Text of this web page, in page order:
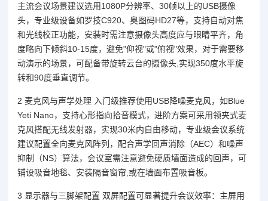
主流会议场景建议选用1080P分辨率、30帧以上的USB摄像
头，专业级设备如罗技C920、奥图码HD27等，支持自动对焦
和光线校正功能，安装时需注意摄像头高度应与眼睛平齐，角
度略向下倾斜10-15度，避免"仰视"或"俯视"效果，对于需要移
动演示的场景，可配备带旋转云台的摄像头,实现350度水平旋
转和90度垂直调节。
2 麦克风与声学处理 入门级推荐使用USB降噪麦克风，如Blue
Yeti Nano，支持心形指向拾音模式，进阶方案可采用领夹式麦
克风搭配无线发射器，实现30米内自由移动，专业级会议系统
建议配置全向麦克风阵列，配合声学回声消除（AEC）和噪声
抑制（NS）算法，会议室需注意避免硬质墙面造成的回声，可
铺设吸音地毯、安装隔音窗帘,或在墙面布置吸音板。
3 显示器与三脚架配置 双屏配置可显著提升会议效率：主屏用